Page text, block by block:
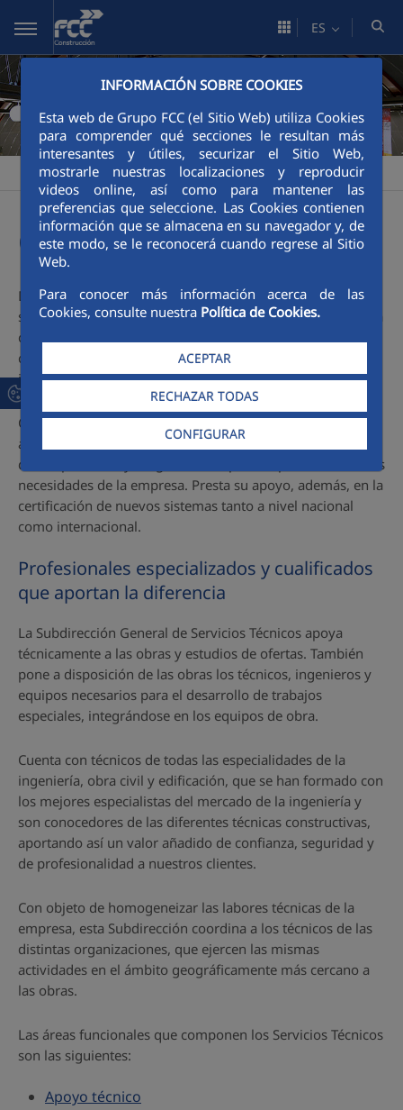
Saltar al contenido principal
INFORMACIÓN SOBRE COOKIES
Esta web de Grupo FCC (el Sitio Web) utiliza Cookies
para comprender qué secciones le resultan más
interesantes y útiles, securizar el Sitio Web,
mostrarle nuestras localizaciones y reproducir
videos online, así como para mantener las
preferencias que seleccione. Las Cookies contienen
información que se almacena en su navegador y, de
este modo, se le reconocerá cuando regrese al Sitio
Web.
Para conocer más información acerca de las
Cookies, consulte nuestra Política de Cookies.
ACEPTAR
RECHAZAR TODAS
CONFIGURAR
ES
Construcción >Área corporativa > Servicios Técnicos
Calidad
Desarrolla y actualiza el sistema de gestión y
sostenibilidad, coordinando las actuaciones que se llevan a
cabo para la revisión del sistema, asegurando su mejora
continua, y prestando el apoyo necesario en su
implementación.
Colabora con otras entidades en la definición, revisión y
actualización de los indicadores del sistema de gestión, y
de sus procesos, y asegura su adaptación permanente a las
necesidades de la empresa. Presta su apoyo, además, en la
certificación de nuevos sistemas tanto a nivel nacional
como internacional.
Profesionales especializados y cualificados
que aportan la diferencia
La Subdirección General de Servicios Técnicos apoya
técnicamente a las obras y estudios de ofertas. También
pone a disposición de las obras los técnicos, ingenieros y
equipos necesarios para el desarrollo de trabajos
especiales, integrándose en los equipos de obra.
Cuenta con técnicos de todas las especialidades de la
ingeniería, obra civil y edificación, que se han formado con
los mejores especialistas del mercado de la ingeniería y
son conocedores de las diferentes técnicas constructivas,
aportando así un valor añadido de confianza, seguridad y
de profesionalidad a nuestros clientes.
Con objeto de homogeneizar las labores técnicas de la
empresa, esta Subdirección coordina a los técnicos de las
distintas organizaciones, que ejercen las mismas
actividades en el ámbito geográficamente más cercano a
las obras.
Las áreas funcionales que componen los Servicios Técnicos
son las siguientes:
Apoyo técnico